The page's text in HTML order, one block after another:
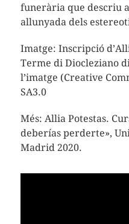
funerària que descriu
allunyada dels
Imatge: Inscripció
Terme di Diocleziano
l’imatge (Creative
SA3.0
Més: Allia Potestas.
deberías perderte»,
Madrid 2020.